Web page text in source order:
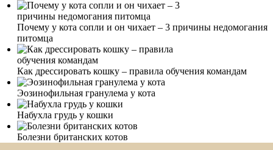
Почему у кота сопли и он чихает – 3 причины недомогания
питомца
Как дрессировать кошку – правила обучения командам
Эозинофильная гранулема у кота
Набухла грудь у кошки
Болезни британских котов